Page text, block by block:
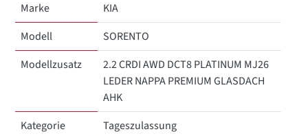
Marke
KIA
Modell
SORENTO
Modellzusatz
2.2 CRDI AWD DCT8 PLATINUM MJ26
LEDER NAPPA PREMIUM GLASDACH
AHK
Kategorie
Tageszulassung